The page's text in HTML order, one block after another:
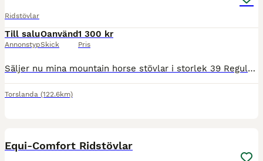
Ridstövlar
Till salu
Annonstyp
Oanvänd
Skick
1 300 kr
Pris
Säljer nu mina mountain horse stövlar i storlek 39 Regular Regular. Fint skick och bara enstaka gånger använda. Kan mötas upp och posta dem.😊
Torslanda (122.6km)
Equi-Comfort Ridstövlar